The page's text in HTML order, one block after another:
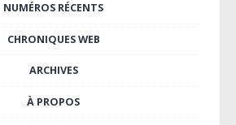
NUMÉROS RÉCENTS
CHRONIQUES WEB
ARCHIVES
À PROPOS